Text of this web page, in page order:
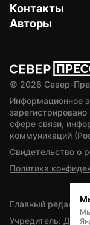
Контакты
Авторы
© 2026 Север-
Информационное
сфере связи,
коммуникаций
Свидетельство о
Политика
Главный
Учредитель: